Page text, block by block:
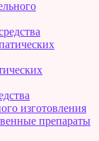
изготовления
препараты